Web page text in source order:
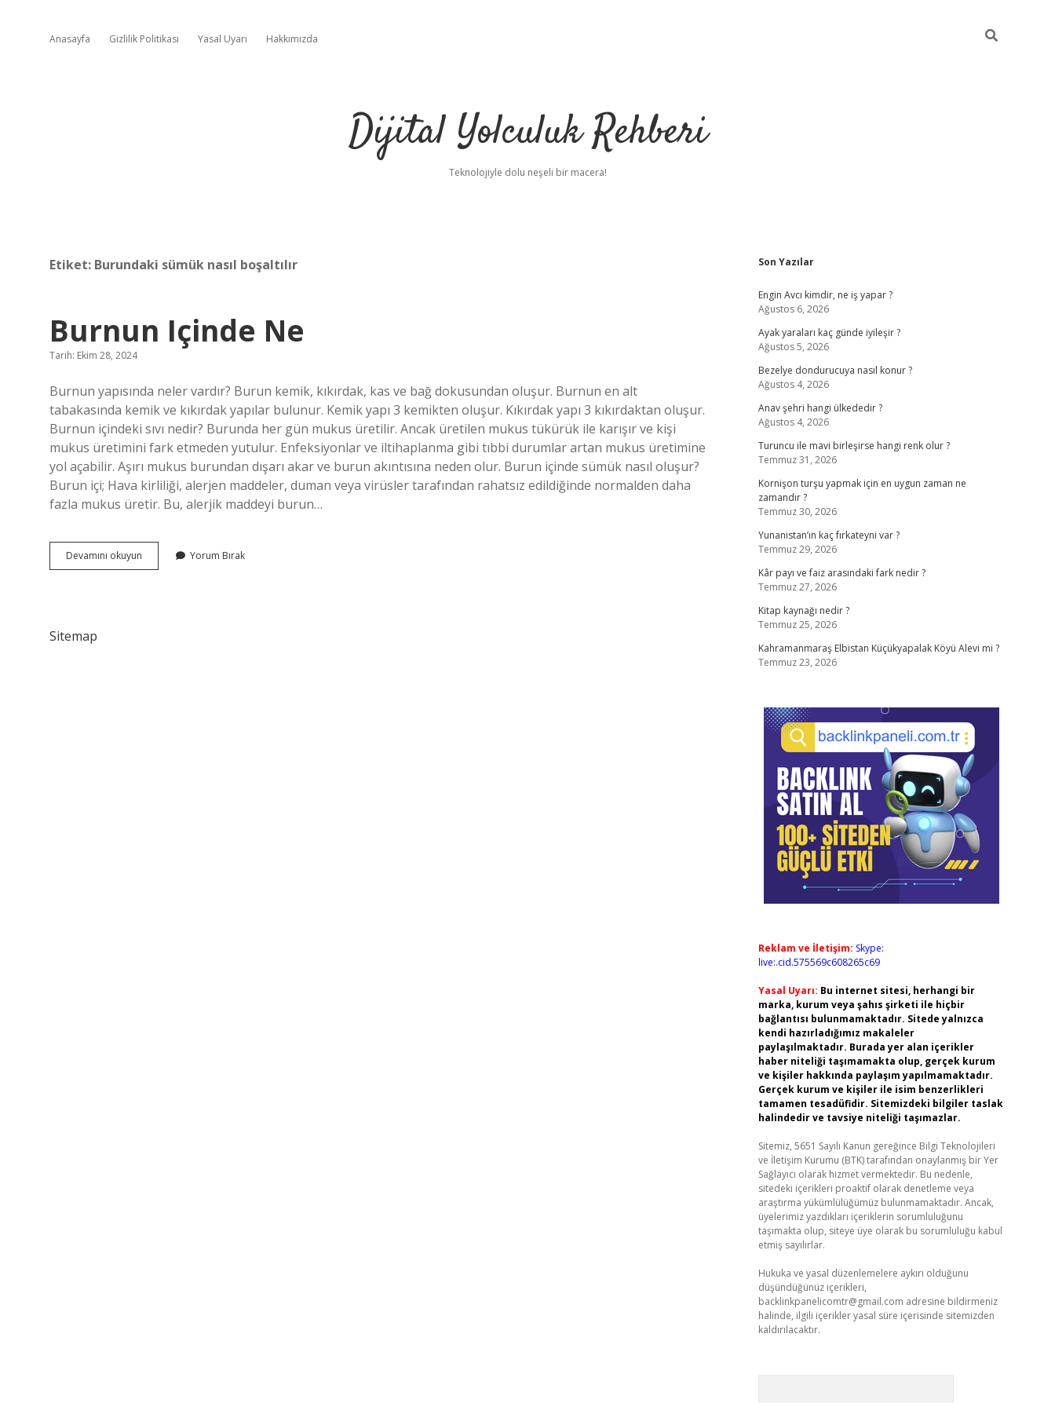
Anasayfa Gizlilik Politikası Yasal Uyarı Hakkımızda
Dijital Yolculuk Rehberi
Teknolojiyle dolu neşeli bir macera!
Etiket: Burundaki sümük nasıl boşaltılır
Burnun Içinde Ne
Tarih: Ekim 28, 2024
Burnun yapısında neler vardır? Burun kemik, kıkırdak, kas ve bağ dokusundan oluşur. Burnun en alt
tabakasında kemik ve kıkırdak yapılar bulunur. Kemik yapı 3 kemikten oluşur. Kıkırdak yapı 3 kıkırdaktan oluşur.
Burnun içindeki sıvı nedir? Burunda her gün mukus üretilir. Ancak üretilen mukus tükürük ile karışır ve kişi
mukus üretimini fark etmeden yutulur. Enfeksiyonlar ve iltihaplanma gibi tıbbi durumlar artan mukus üretimine
yol açabilir. Aşırı mukus burundan dışarı akar ve burun akıntısına neden olur. Burun içinde sümük nasıl oluşur?
Burun içi; Hava kirliliği, alerjen maddeler, duman veya virüsler tarafından rahatsız edildiğinde normalden daha
fazla mukus üretir. Bu, alerjik maddeyi burun…
Devamını okuyun
Içinde
Yorum Bırak
Sitemap
Sidebar
Son Yazılar
Engin Avcı kimdir, ne iş yapar ?
Ağustos 6, 2026
Ayak yaraları kaç günde iyileşir ?
Ağustos 5, 2026
Bezelye dondurucuya nasıl konur ?
Ağustos 4, 2026
Anav şehri hangi ülkededir ?
Ağustos 4, 2026
Turuncu ile mavi birleşirse hangi renk olur ?
Temmuz 31, 2026
Kornişon turşu yapmak için en uygun zaman ne
zamandır ?
Temmuz 30, 2026
Yunanistan’ın kaç fırkateyni var ?
Temmuz 29, 2026
Kâr payı ve faiz arasındaki fark nedir ?
Temmuz 27, 2026
Kitap kaynağı nedir ?
Temmuz 25, 2026
Kahramanmaraş Elbistan Küçükyapalak Köyü Alevi mi ?
Temmuz 23, 2026
Reklam ve İletişim: Skype:
live:.cid.575569c608265c69
Yasal Uyarı: Bu internet sitesi, herhangi bir
marka, kurum veya şahıs şirketi ile hiçbir
bağlantısı bulunmamaktadır. Sitede yalnızca
kendi hazırladığımız makaleler
paylaşılmaktadır. Burada yer alan içerikler
haber niteliği taşımamakta olup, gerçek kurum
ve kişiler hakkında paylaşım yapılmamaktadır.
Gerçek kurum ve kişiler ile isim benzerlikleri
tamamen tesadüfidir. Sitemizdeki bilgiler taslak
halindedir ve tavsiye niteliği taşımazlar.
Sitemiz, 5651 Sayılı Kanun gereğince Bilgi Teknolojileri
ve İletişim Kurumu (BTK) tarafından onaylanmış bir Yer
Sağlayıcı olarak hizmet vermektedir. Bu nedenle,
sitedeki içerikleri proaktif olarak denetleme veya
araştırma yükümlülüğümüz bulunmamaktadır. Ancak,
üyelerimiz yazdıkları içeriklerin sorumluluğunu
taşımakta olup, siteye üye olarak bu sorumluluğu kabul
etmiş sayılırlar.
Hukuka ve yasal düzenlemelere aykırı olduğunu
düşündüğünüz içerikleri,
backlinkpanelicomtr@gmail.com adresine bildirmeniz
halinde, ilgili içerikler yasal süre içerisinde sitemizden
kaldırılacaktır.